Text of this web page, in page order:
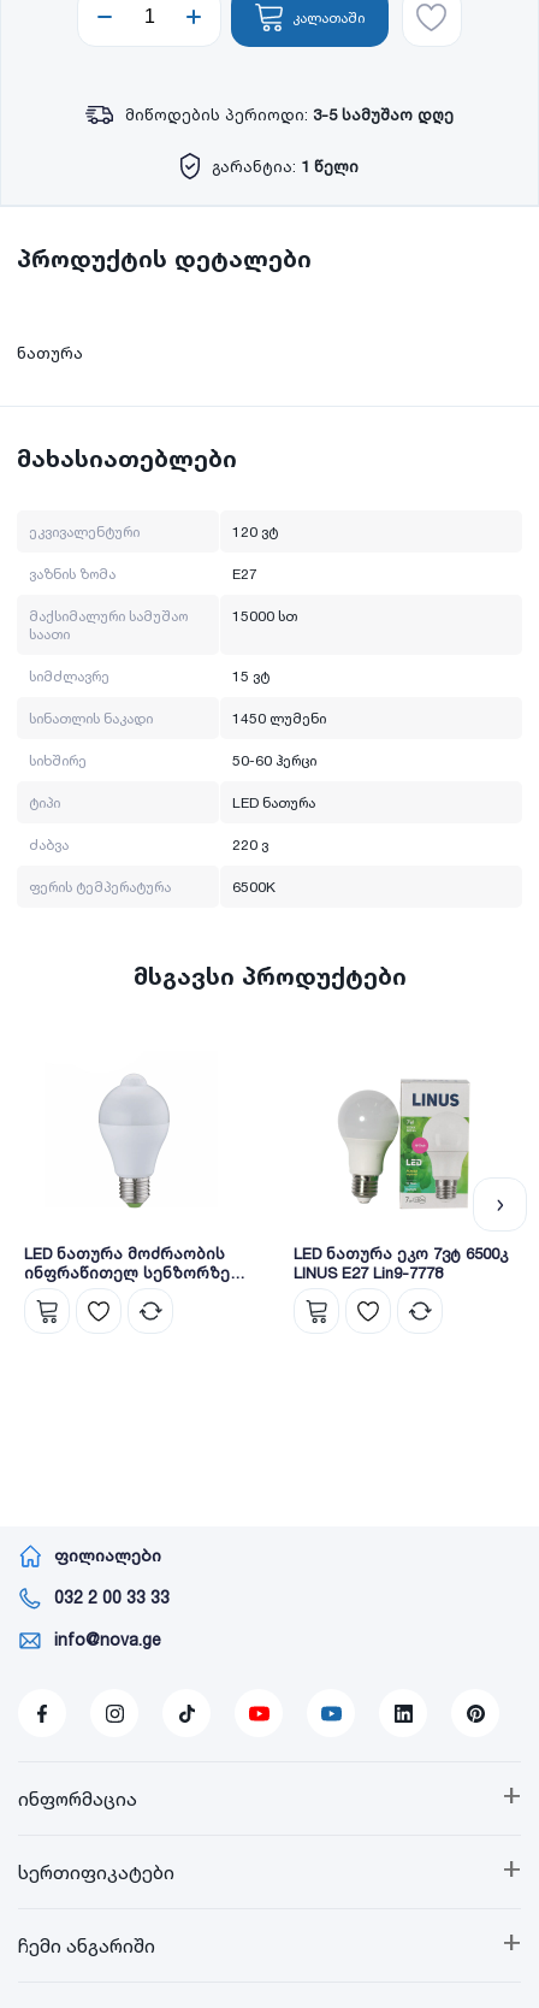
კალათაში
მიწოდების პერიოდი: 3-5 სამუშაო დღე
გარანტია: 1 წელი
პროდუქტის დეტალები
ნათურა
მახასიათებლები
ეკვივალენტური 120 ვტ
ვაზნის ზომა E27
მაქსიმალური სამუშაო
საათი
15000 სთ
სიმძლავრე 15 ვტ
სინათლის ნაკადი 1450 ლუმენი
სიხშირე 50-60 ჰერცი
ტიპი LED ნათურა
ძაბვა 220 ვ
ფერის ტემპერატურა 6500K
მსგავსი პროდუქტები
LED ნათურა მოძრაობის
ინფრაწითელ სენზორზე
7W 6500K Lin63-4345 Linus
LED ნათურა ეკო 7ვტ 6500კ
LINUS E27 Lin9-7778
ფილიალები
032 2 00 33 33
info@nova.ge
+
ინფორმაცია
+
სერთიფიკატები
+
ჩემი ანგარიში